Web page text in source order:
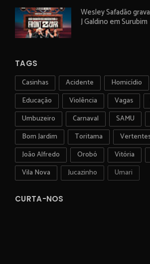
Wesley Safadão
J Galdino em Surubim
TAGS
Casinhas Acidente Homicídio
Educação
Violência Vagas
Umbuzeiro
Carnaval SAMU
Bom Jardim
Toritama
João Alfredo
Orobó Vitória
Vila Nova
Jucazinho Umari
CURTA-NOS